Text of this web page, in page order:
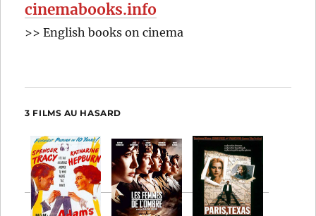
cinemabooks.info
>> English books on cinema
3 FILMS AU HASARD